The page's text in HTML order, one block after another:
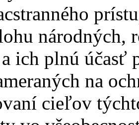
národných,
ich plnú účasť
na
cieľov